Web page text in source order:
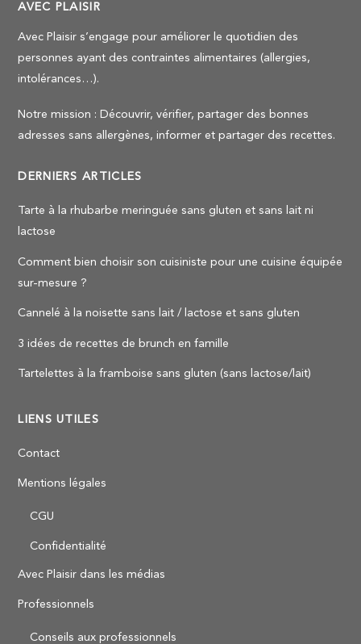
AVEC PLAISIR
Avec Plaisir s’engage pour améliorer le quotidien des
personnes ayant des contraintes alimentaires (allergies,
intolérances…).
Notre mission : Découvrir, vérifier, partager des bonnes
adresses sans allergènes, informer et partager des recettes.
DERNIERS ARTICLES
Tarte à la rhubarbe meringuée sans gluten et sans lait ni
lactose
Comment bien choisir son cuisiniste pour une cuisine équipée
sur-mesure ?
Cannelé à la noisette sans lait / lactose et sans gluten
3 idées de recettes de brunch en famille
Tartelettes à la framboise sans gluten (sans lactose/lait)
LIENS UTILES
Contact
Mentions légales
CGU
Confidentialité
Avec Plaisir dans les médias
Professionnels
Conseils aux professionnels